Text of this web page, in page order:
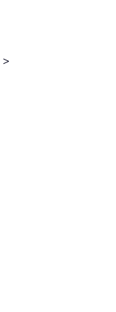
>